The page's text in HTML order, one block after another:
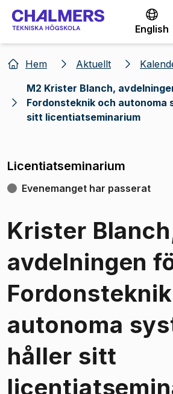
Gå till innehållet
English
Hem Aktuellt
M2 Krister Blanch,
Fordonsteknik och autonoma
sitt licentiatseminarium
Licentiatseminarium
Evenemanget har passerat
Krister
avdelningen
autonoma
håller sitt